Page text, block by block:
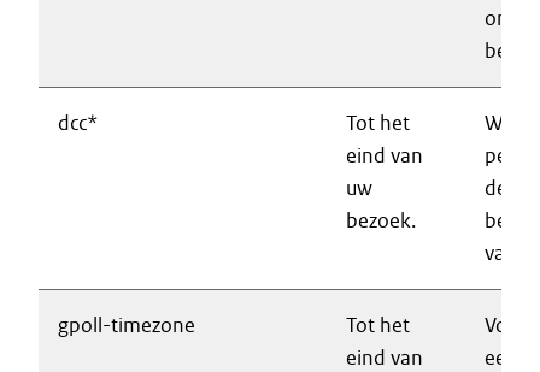
dcc*
Tot het
eind van
uw
bezoek.
de
van
gpoll-timezone
Tot het
eind van
een